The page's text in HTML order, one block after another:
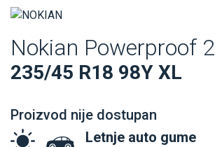
Nokian Powerproof 2
235/45 R18 98Y XL
Proizvod nije dostupan
Letnje auto gume